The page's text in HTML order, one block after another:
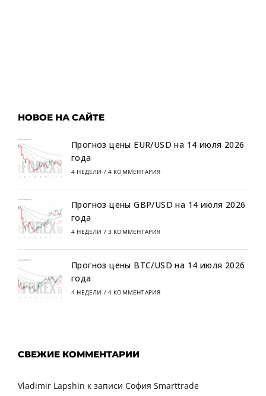
НОВОЕ НА САЙТЕ
Прогноз цены EUR/USD на 14 июля 2026
года
4 НЕДЕЛИ / 4 КОММЕНТАРИЯ
Прогноз цены GBP/USD на 14 июля 2026
года
4 НЕДЕЛИ / 3 КОММЕНТАРИЯ
Прогноз цены BTC/USD на 14 июля 2026
года
4 НЕДЕЛИ / 4 КОММЕНТАРИЯ
СВЕЖИЕ КОММЕНТАРИИ
Vladimir Lapshin к записи София Smarttrade